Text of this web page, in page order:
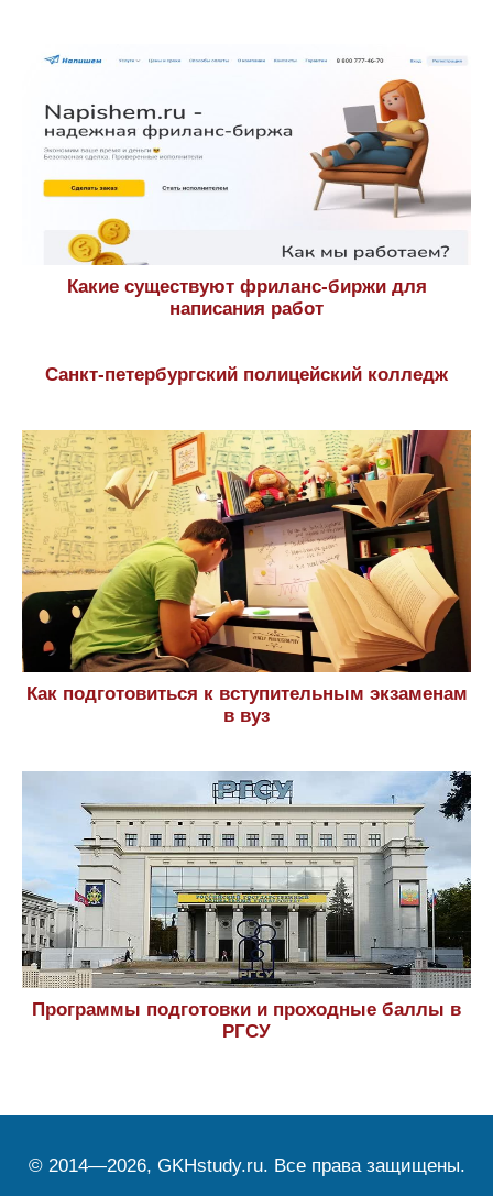
Какие существуют фриланс-биржи для
написания работ
Санкт-петербургский полицейский колледж
Как подготовиться к вступительным экзаменам
в вуз
Программы подготовки и проходные баллы в
РГСУ
© 2014—2026, GKHstudy.ru. Все права защищены.